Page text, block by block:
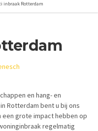
inbraak Rotterdam
en hang- en
Rotterdam bent u bij ons
een grote impact hebben op
regelmatig